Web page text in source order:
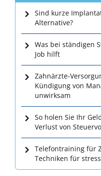
Sind kurze
Alternative?
Was bei ständigen
Job hilft
Zahnärzte-
Kündigung von
unwirksam
So holen Sie Ihr
Verlust von
Telefontraining für
Techniken für